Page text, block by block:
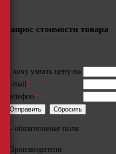
Запрос стоимости товара
Я хочу узнать цену на
E-mail*
Телефон*
- обязательные поля
Производители